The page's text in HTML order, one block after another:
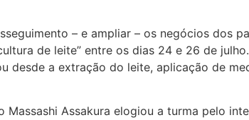
– e ampliar – os negócios dos
de leite” entre os dias 24 e 26 de
desde a extração do leite, aplicação de
Assakura elogiou a turma pelo